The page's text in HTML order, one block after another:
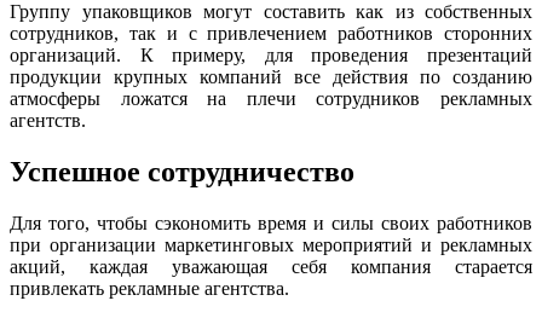
Группу упаковщиков могут составить как из собственных
сотрудников, так и с привлечением работников сторонних
организаций. К примеру, для проведения презентаций
продукции крупных компаний все действия по созданию
атмосферы ложатся на плечи сотрудников рекламных
агентств.
Успешное сотрудничество
Для того, чтобы сэкономить время и силы своих работников
при организации маркетинговых мероприятий и рекламных
акций, каждая уважающая себя компания старается
привлекать рекламные агентства.